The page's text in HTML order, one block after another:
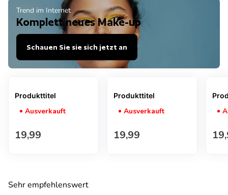
Trend im Internet
Komplett neues Make-up
Schauen Sie sie sich jetzt an
Produkttitel
Ausverkauft
Regulärer Preis
19,99
Produkttitel
Ausverkauft
Regulärer Preis
19,99
Sehr empfehlenswert